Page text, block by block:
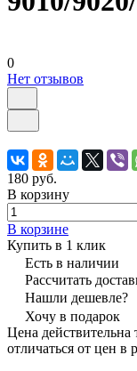
0
Нет отзывов
180 руб.
В корзину
В корзине
Купить в 1 клик
Есть в наличии
Рассчитать
Нашли дешевле?
Хочу в подарок
Цена действительна
отличаться от цен в